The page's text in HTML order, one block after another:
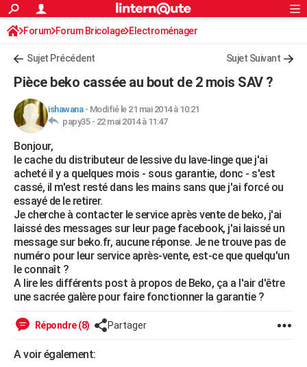
ACTUALITÉS
Politique
Société
Faits Divers
Education
Monde
Villes
+
FINANCE
Retraite
Impôts
Epargne
Immobilier
Risques naturels par ville
Banque
Assurance
Crédit
AUTO
Essais
Réserver un essai
Citadines
Berlines
SUV
Forum auto
+HIGH-TECH
Mobiles
Meilleur smartphone
Internet
Ordinateurs
Jeux vidéo
Guide high-tech
+BRICOLAGE
Forum
Aménagement intérieur
Extérieur
Cuisine
Salle de bains
Jardinage
Rangement
WEEK-END
Guides de France
LIFESTYLE
Art de vivre
Bien-être
Loisirs
ModeModes de vie
SANTE
Alimentation
Guide de la santé
Maladies
Médicaments
Sommeil
VOYAGE
Destinations
City break
Voyage nature
Voyage de noces
Forum
Climat
PHOTO
GUIDES D'ACHAT
S'inscrire
Connexion
Forum Forum Bricolage Electroménager
Sujet Précédent Sujet Suivant
Pièce beko cassée au bout de 2 mois SAV ?
ishawana- Modifié le 21 mai 2014 à 10:21
papy35 - 22 mai 2014 à 11:47
Bonjour,
le cache du distributeur de lessive du lave-linge que j'ai
acheté il y a quelques mois - sous garantie, donc - s'est
cassé, il m'est resté dans les mains sans que j'ai forcé ou
essayé de le retirer.
Je cherche à contacter le service après vente de beko, j'ai
laissé des messages sur leur page facebook, j'ai laissé un
message sur beko.fr, aucune réponse. Je ne trouve pas de
numéro pour leur service après-vente, est-ce que quelqu'un
le connaît ?
A lire les différents post à propos de Beko, ça a l'air d'être
une sacrée galère pour faire fonctionner la garantie ?
Répondre (8) Partager
A voir également: